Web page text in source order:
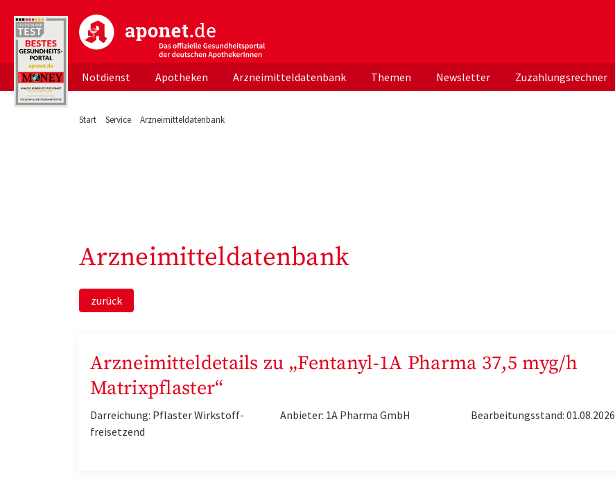
aponet.de - Das offizielle Gesundheitsportal der deutschen ApothekerInnen
Notdienst Apotheken Arzneimitteldatenbank Themen Newsletter Zuzahlungsrechner
Start Service Arzneimitteldatenbank
Arzneimitteldatenbank
zurück
Arzneimitteldetails zu „Fentanyl-1A Pharma 37,5 myg/h
Matrixpflaster“
Darreichung: Pflaster Wirkstoff-
freisetzend
Anbieter: 1A Pharma GmbH Bearbeitungsstand: 01.08.2026